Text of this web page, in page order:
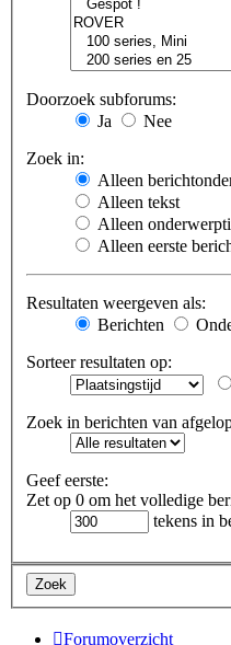
Doorzoek subforums:
Ja
Nee
Zoek in:
Alleen
Alleen tekst
Alleen
Alleen eerste
Resultaten weergeven als:
Berichten
Sorteer resultaten op:
Zoek in berichten van
Geef eerste:
Zet op 0 om het volledige
tekens in
Forumoverzicht